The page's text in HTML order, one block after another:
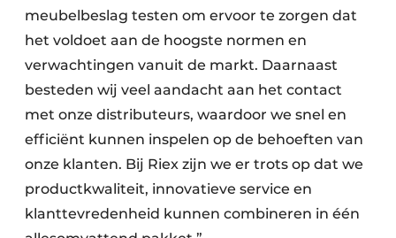
meubelbeslag testen om ervoor te zorgen dat
het voldoet aan de hoogste normen en
verwachtingen vanuit de markt. Daarnaast
besteden wij veel aandacht aan het contact
met onze distributeurs, waardoor we snel en
efficiënt kunnen inspelen op de behoeften van
onze klanten. Bij Riex zijn we er trots op dat we
productkwaliteit, innovatieve service en
klanttevredenheid kunnen combineren in één